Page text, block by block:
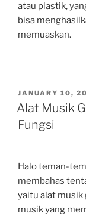
atau plastik,
bisa
memuaskan.
POSTED
ON
JANUARY 10,
Alat Musik
Fungsi
Halo teman-
membahas
yaitu alat musik
musik yang